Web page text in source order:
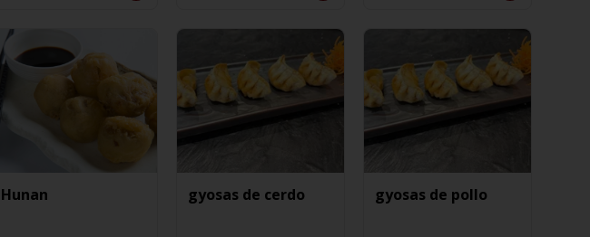
Hunan gyosas de cerdo gyosas de pollo